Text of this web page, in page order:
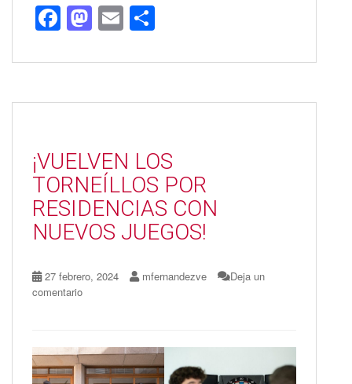
F
e
b
k
M
to
d
E
ai
l
m
p
r
¡VUELVEN LOS
TORNEÍLLOS POR
RESIDENCIAS CON
NUEVOS JUEGOS!
27 febrero, 2024 mfernandezve
Deja un
comentario